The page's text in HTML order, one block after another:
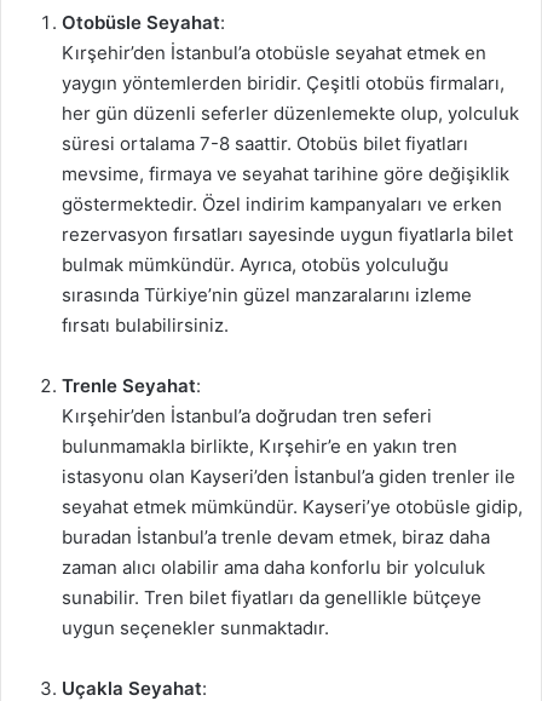
Otobüsle Seyahat:
Kırşehir’den İstanbul’a otobüsle seyahat etmek en
yaygın yöntemlerden biridir. Çeşitli otobüs firmaları,
her gün düzenli seferler düzenlemekte olup, yolculuk
süresi ortalama 7-8 saattir. Otobüs bilet fiyatları
mevsime, firmaya ve seyahat tarihine göre değişiklik
göstermektedir. Özel indirim kampanyaları ve erken
rezervasyon fırsatları sayesinde uygun fiyatlarla bilet
bulmak mümkündür. Ayrıca, otobüs yolculuğu
sırasında Türkiye’nin güzel manzaralarını izleme
fırsatı bulabilirsiniz.
Trenle Seyahat:
Kırşehir’den İstanbul’a doğrudan tren seferi
bulunmamakla birlikte, Kırşehir’e en yakın tren
istasyonu olan Kayseri’den İstanbul’a giden trenler ile
seyahat etmek mümkündür. Kayseri’ye otobüsle gidip,
buradan İstanbul’a trenle devam etmek, biraz daha
zaman alıcı olabilir ama daha konforlu bir yolculuk
sunabilir. Tren bilet fiyatları da genellikle bütçeye
uygun seçenekler sunmaktadır.
Uçakla Seyahat: